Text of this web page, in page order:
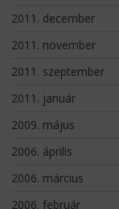
2011. december
2011. november
2011. szeptember
2011. január
2009. május
2006. április
2006. március
2006. február